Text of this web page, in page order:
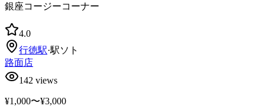
銀座コージーコーナー
4.0
行徳駅·駅ソト
路面店
142 views
¥1,000〜¥3,000